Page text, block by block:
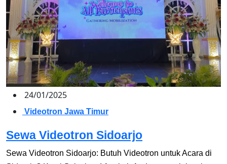
24/01/2025
Videotron Jawa Timur
Sewa Videotron Sidoarjo
Sewa Videotron Sidoarjo: Butuh Videotron untuk Acara di